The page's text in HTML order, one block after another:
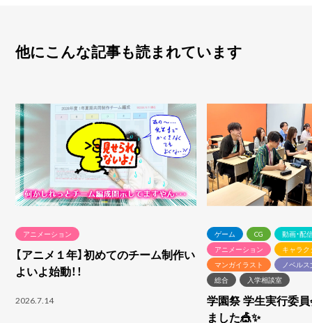
他にこんな記事も読まれています
アニメーション
【アニメ１年】初めてのチーム制作い
よいよ始動！！
2026.7.14
ゲーム CG
動画・配
アニメーション
キャラ
マンガイラスト
ノベル
総合
入学相談室
学園祭 学生実行委
ました🎪✨